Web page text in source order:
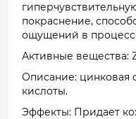
покраснение,
ощущений в
Активные вещества:
Описание: цинковая
кислоты.
Эффекты: Придает